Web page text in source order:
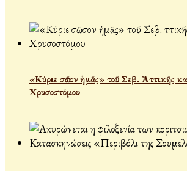
«Κύριε σῶσον ἡμᾶς» τοῦ Σεβ. Ἀττικῆς
Χρυσοστόμου